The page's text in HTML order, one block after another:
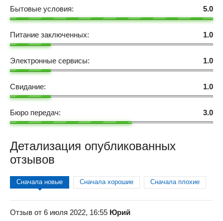
5.0
Бытовые условия:
1.0
Питание заключенных:
1.0
Электронные сервисы:
1.0
Свидание:
3.0
Бюро передач:
Детализация опубликованных
отзывов
Сначала новые Сначала хорошие Сначала плохие
Отзыв от 6 июля 2022, 16:55 Юрий